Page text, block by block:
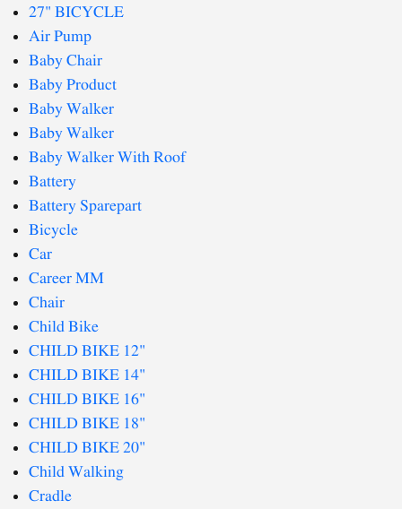
27" BICYCLE
Air Pump
Baby Chair
Baby Product
Baby Walker
Baby Walker
Baby Walker With Roof
Battery
Battery Sparepart
Bicycle
Car
Career MM
Chair
Child Bike
CHILD BIKE 12"
CHILD BIKE 14"
CHILD BIKE 16"
CHILD BIKE 18"
CHILD BIKE 20"
Child Walking
Cradle